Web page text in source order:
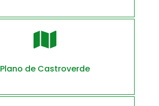

Plano de Castroverde